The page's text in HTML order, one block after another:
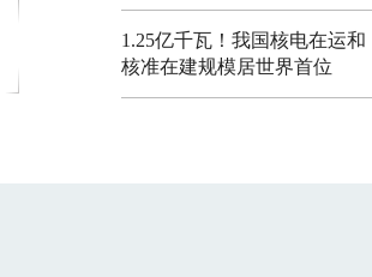
1.25亿千瓦！我国核电在运和
核准在建规模居世界首位